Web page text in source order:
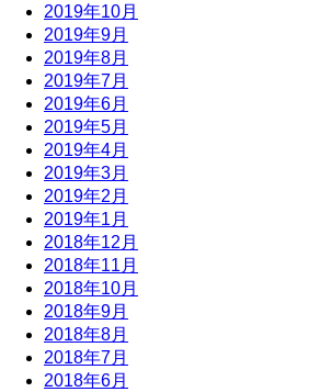
2019年10月
2019年9月
2019年8月
2019年7月
2019年6月
2019年5月
2019年4月
2019年3月
2019年2月
2019年1月
2018年12月
2018年11月
2018年10月
2018年9月
2018年8月
2018年7月
2018年6月